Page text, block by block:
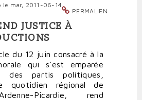
PERMALIEN
le mar, 2011-06-14
JUSTICE À
du 12 juin consacré à la
qui s’est emparée
des partis politiques,
quotidien régional de
Ardenne-Picardie, rend